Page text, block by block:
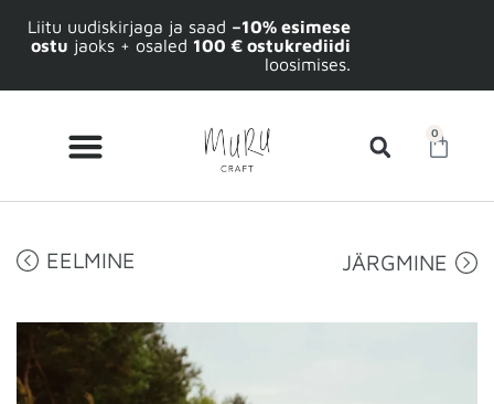
Liitu uudiskirjaga ja saad –10% esimese
ostu jaoks + osaled 100 € ostukrediidi
loosimises.
0
EELMINE JÄRGMINE